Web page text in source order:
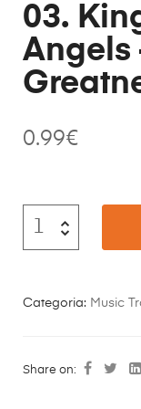
03.
Angels
0.99€
Categoria: Music
Share on: